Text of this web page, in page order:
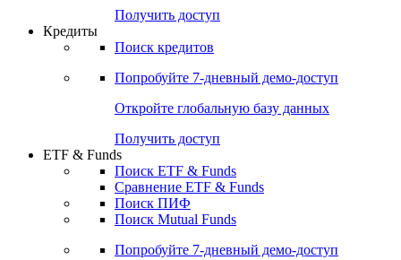
Получить доступ
Кредиты
Поиск кредитов
Попробуйте 7-дневный демо-доступ
Откройте глобальную базу данных
Получить доступ
ETF & Funds
Поиск ETF & Funds
Сравнение ETF & Funds
Поиск ПИФ
Поиск Mutual Funds
Попробуйте 7-дневный демо-доступ